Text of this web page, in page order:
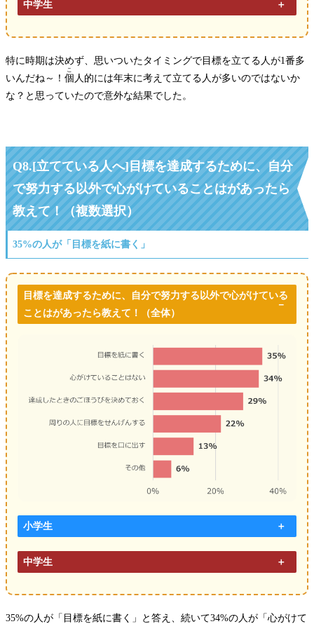
中学生
特に時期は決めず、思いついたタイミングで目標を立てる人が1番多
いんだね～！ 個
こ
人的には年末に考えて立てる人が多いのではないか
な？と思っていたので意外な結果でした。
Q8.[立てている人へ]目標を達成するために、自分
で努力する以外で心がけていることはがあったら
教えて！（複数選択）
35%の人が「目標を紙に書く」
目標を達成するために、自分で努力する以外で心がけている
ことはがあったら教えて！
（全体）
小学生
中学生
35%の人が「目標を紙に書く」と答え、続いて34%の人が「心がけて